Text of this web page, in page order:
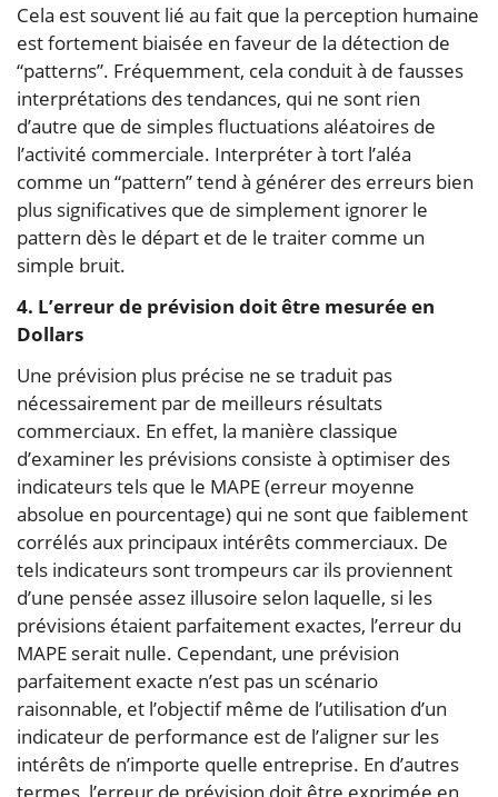
Cela est souvent lié au fait que la perception humaine
est fortement biaisée en faveur de la détection de
“patterns”. Fréquemment, cela conduit à de fausses
interprétations des tendances, qui ne sont rien
d’autre que de simples fluctuations aléatoires de
l’activité commerciale. Interpréter à tort l’aléa
comme un “pattern” tend à générer des erreurs bien
plus significatives que de simplement ignorer le
pattern dès le départ et de le traiter comme un
simple bruit.
4. L’erreur de prévision doit être mesurée en
Dollars
Une prévision plus précise ne se traduit pas
nécessairement par de meilleurs résultats
commerciaux. En effet, la manière classique
d’examiner les prévisions consiste à optimiser des
indicateurs tels que le MAPE (erreur moyenne
absolue en pourcentage) qui ne sont que faiblement
corrélés aux principaux intérêts commerciaux. De
tels indicateurs sont trompeurs car ils proviennent
d’une pensée assez illusoire selon laquelle, si les
prévisions étaient parfaitement exactes, l’erreur du
MAPE serait nulle. Cependant, une prévision
parfaitement exacte n’est pas un scénario
raisonnable, et l’objectif même de l’utilisation d’un
indicateur de performance est de l’aligner sur les
intérêts de n’importe quelle entreprise. En d’autres
termes, l’erreur de prévision doit être exprimée en